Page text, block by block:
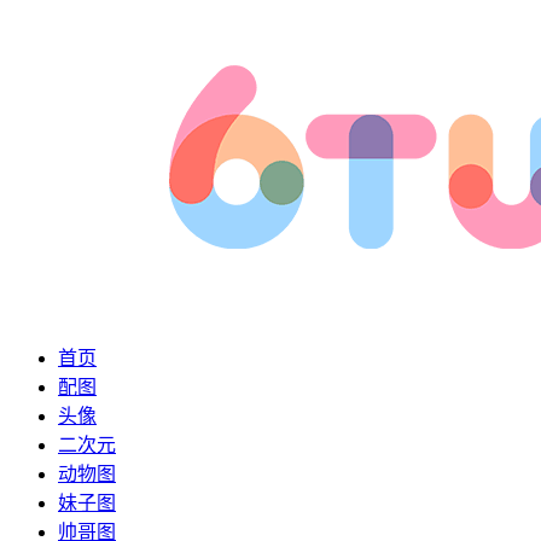
首页
配图
头像
二次元
动物图
妹子图
帅哥图